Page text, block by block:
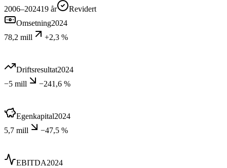
2006–202419 år
Revidert
Omsetning2024
78,2 mill
+2,3 %
Driftsresultat2024
−5 mill
−241,6 %
Egenkapital2024
5,7 mill
−47,5 %
EBITDA2024